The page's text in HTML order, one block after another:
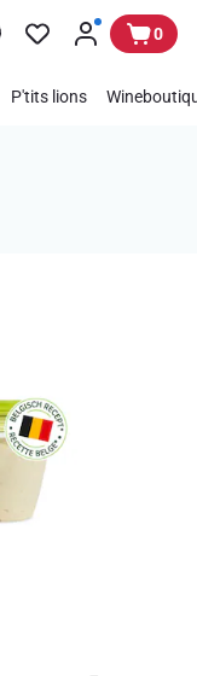
0
P'tits lions